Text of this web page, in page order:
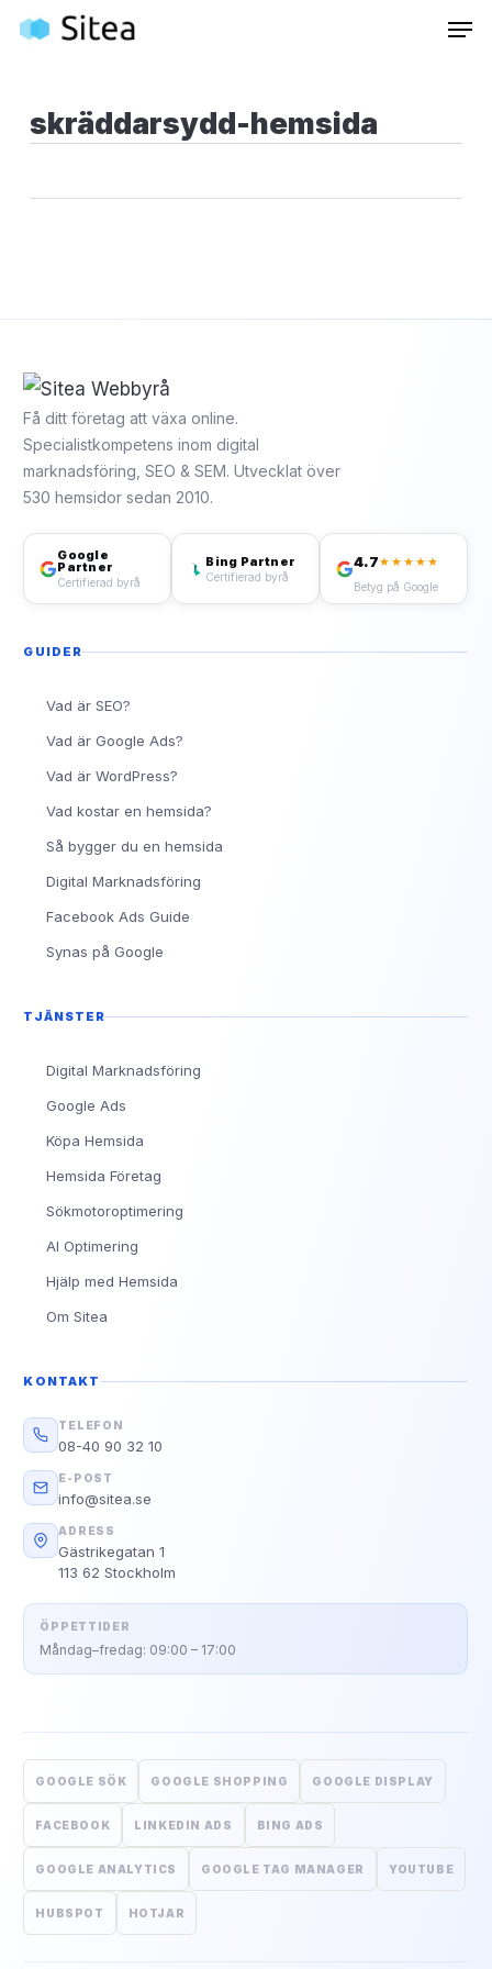
Skip
content
skräddarsydd-hemsida
Få ditt företag att växa online.
Specialistkompetens inom digital
marknadsföring, SEO & SEM. Utvecklat över
530 hemsidor sedan 2010.
Google
Partner
Certifierad byrå
Bing Partner
Certifierad byrå
4.7★★★★★
Betyg på Google
GUIDER
Vad är SEO?
Vad är Google Ads?
Vad är WordPress?
Vad kostar en hemsida?
Så bygger du en hemsida
Digital Marknadsföring
Facebook Ads Guide
Synas på Google
TJÄNSTER
Digital Marknadsföring
Google Ads
Köpa Hemsida
Hemsida Företag
Sökmotoroptimering
AI Optimering
Hjälp med Hemsida
Om Sitea
KONTAKT
TELEFON
08-40 90 32 10
E-POST
info@sitea.se
ADRESS
Gästrikegatan 1
113 62 Stockholm
ÖPPETTIDER
Måndag–fredag: 09:00 – 17:00
GOOGLE SÖK GOOGLE SHOPPING GOOGLE DISPLAY
FACEBOOK LINKEDIN ADS BING ADS
GOOGLE ANALYTICS GOOGLE TAG MANAGER YOUTUBE
HUBSPOT HOTJAR